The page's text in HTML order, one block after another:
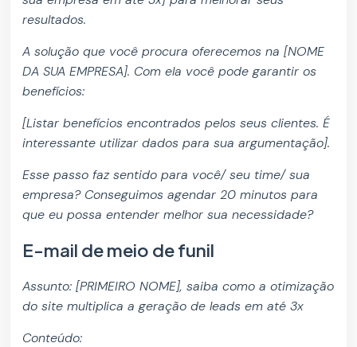
resultados.
A solução que você procura oferecemos na [NOME
DA SUA EMPRESA]. Com ela você pode garantir os
benefícios:
[Listar benefícios encontrados pelos seus clientes. É
interessante utilizar dados para sua argumentação].
Esse passo faz sentido para você/ seu time/ sua
empresa? Conseguimos agendar 20 minutos para
que eu possa entender melhor sua necessidade?
E-mail de meio de funil
Assunto: [PRIMEIRO NOME], saiba como a otimização
do site multiplica a geração de leads em até 3x
Conteúdo: